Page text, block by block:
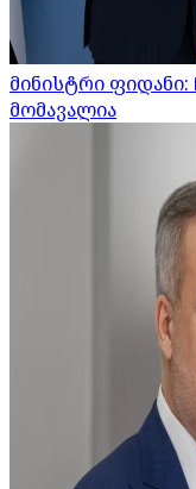
მინისტრი
მომავალია